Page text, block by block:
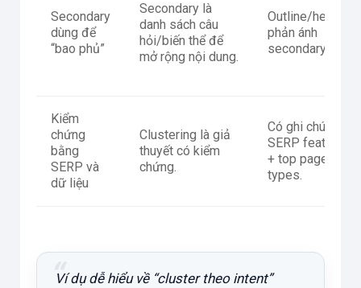
Secondary
dùng để
“bao phủ”
Secondary là
danh sách câu
hỏi/biến thể để
mở rộng nội dung.
Outline/heading
phản ánh
secondary.
Kiểm
chứng
bằng
SERP và
dữ liệu
Clustering là giả
thuyết có kiểm
chứng.
Có ghi chú
SERP features
+ top page
types.
Ví dụ dễ hiểu về “cluster theo intent”